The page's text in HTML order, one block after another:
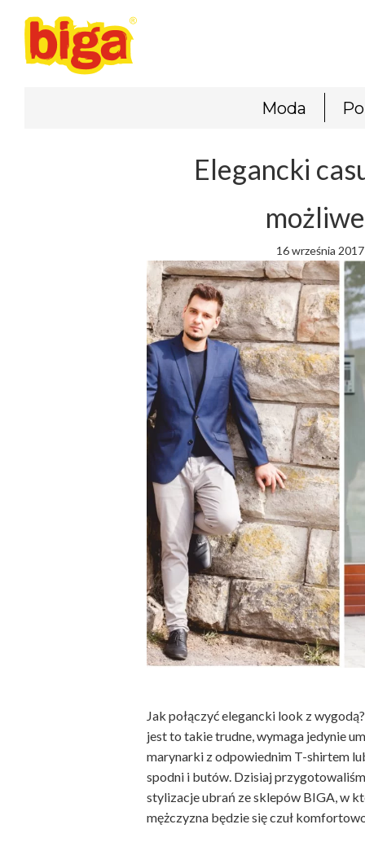
Moda
Elegancki
16 września 2017
Jak połączyć elegancki look z
jest to takie trudne, wymaga jedynie
marynarki z odpowiednim T-shirtem
spodni i butów. Dzisiaj
stylizacje ubrań ze sklepów BIGA, w
mężczyzna będzie się czuł